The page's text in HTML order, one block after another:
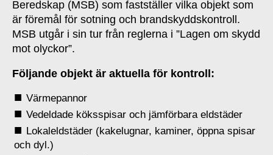
Beredskap (MSB) som fastställer vilka objekt som
är föremål för sotning och brandskyddskontroll.
MSB utgår i sin tur från reglerna i ”Lagen om skydd
mot olyckor”.
Följande objekt är aktuella för kontroll:
Värmepannor
Vedeldade köksspisar och jämförbara eldstäder
Lokaleldstäder (kakelugnar, kaminer, öppna spisar
och dyl.)